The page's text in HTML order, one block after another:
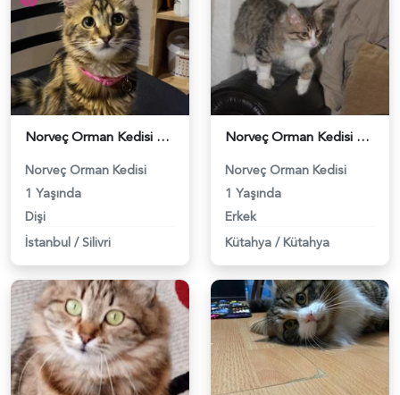
Norveç Orman Kedisi Kızıma Eş Arıyorum - 1542
Norveç Orman Kedisi
1 Yaşında
Dişi
İstanbul / Silivri
Norveç Orman Kedisi Oğluma Eş Arıyorum - 2079
Norveç Orman Kedisi
1 Yaşında
Erkek
Kütahya / Kütahya